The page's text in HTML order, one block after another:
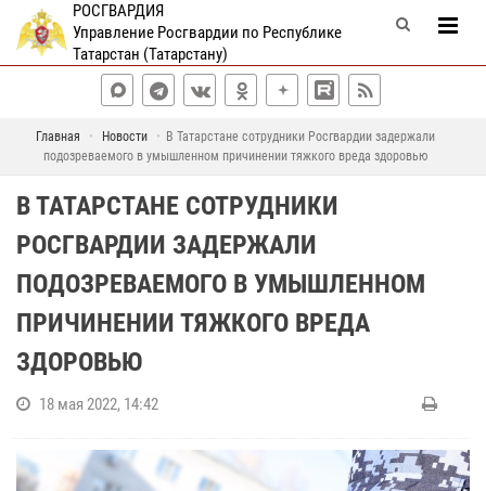
РОСГВАРДИЯ
Управление Росгвардии по Республике
Татарстан (Татарстану)
Главная Новости
В Татарстане сотрудники Росгвардии задержали
подозреваемого в умышленном причинении тяжкого вреда здоровью
В ТАТАРСТАНЕ СОТРУДНИКИ
РОСГВАРДИИ ЗАДЕРЖАЛИ
ПОДОЗРЕВАЕМОГО В УМЫШЛЕННОМ
ПРИЧИНЕНИИ ТЯЖКОГО ВРЕДА
ЗДОРОВЬЮ
18 мая 2022, 14:42